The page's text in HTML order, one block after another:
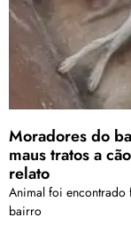
Moradores do
maus tratos a
relato
Animal foi
bairro